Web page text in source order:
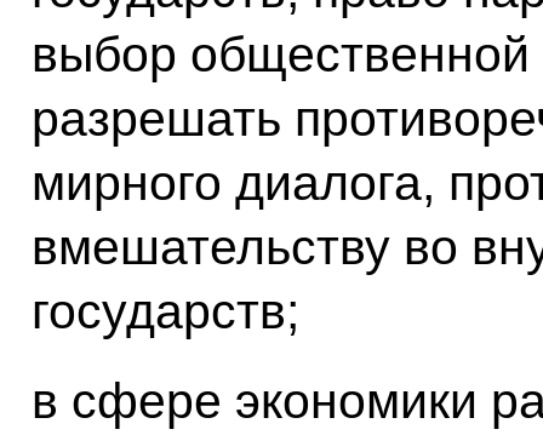
выбор общественной
разрешать
мирного диалога,
вмешательству во
государств;
в сфере экономики